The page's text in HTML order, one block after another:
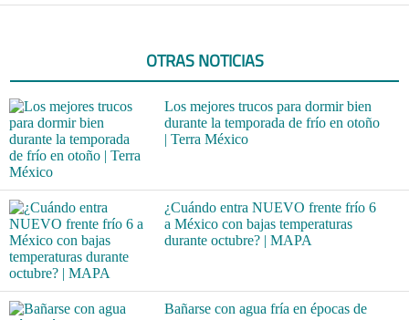
OTRAS NOTICIAS
Los mejores trucos para dormir bien
durante la temporada de frío en otoño
| Terra México
¿Cuándo entra NUEVO frente frío 6
a México con bajas temperaturas
durante octubre? | MAPA
Bañarse con agua fría en épocas de